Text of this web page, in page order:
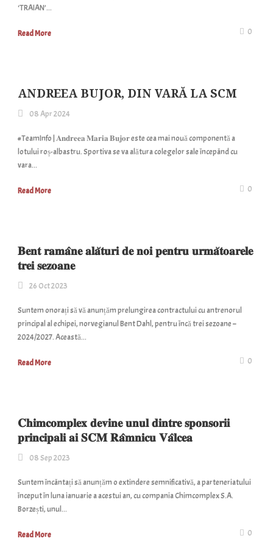
‘TRAIAN’...
Read More 0
ANDREEA BUJOR, DIN VARĂ LA SCM
08 Apr 2024
#TeamInfo | 𝐀𝐧𝐝𝐫𝐞𝐞𝐚 𝐌𝐚𝐫𝐢𝐚 𝐁𝐮𝐣𝐨𝐫 este cea mai nouă componentă a
lotului roș-albastru. Sportiva se va alătura colegelor sale începând cu
vara...
Read More 0
𝐁𝐞𝐧𝐭 𝐫𝐚𝐦𝐚̂𝐧𝐞 𝐚𝐥𝐚̆𝐭𝐮𝐫𝐢 𝐝𝐞 𝐧𝐨𝐢 𝐩𝐞𝐧𝐭𝐫𝐮 𝐮𝐫𝐦𝐚̆𝐭𝐨𝐚𝐫𝐞𝐥𝐞
𝐭𝐫𝐞𝐢 𝐬𝐞𝐳𝐨𝐚𝐧𝐞
26 Oct 2023
Suntem onorați să vă anunțăm prelungirea contractului cu antrenorul
principal al echipei, norvegianul Bent Dahl, pentru încă trei sezoane –
2024/2027. Această...
Read More 0
𝐂𝐡𝐢𝐦𝐜𝐨𝐦𝐩𝐥𝐞𝐱 𝐝𝐞𝐯𝐢𝐧𝐞 𝐮𝐧𝐮𝐥 𝐝𝐢𝐧𝐭𝐫𝐞 𝐬𝐩𝐨𝐧𝐬𝐨𝐫𝐢𝐢
𝐩𝐫𝐢𝐧𝐜𝐢𝐩𝐚𝐥𝐢 𝐚𝐢 𝐒𝐂𝐌 𝐑𝐚̂𝐦𝐧𝐢𝐜𝐮 𝐕𝐚̂𝐥𝐜𝐞𝐚
08 Sep 2023
Suntem încântați să anunțăm o extindere semnificativă, a parteneriatului
început în luna ianuarie a acestui an, cu compania Chimcomplex S.A.
Borzești, unul...
Read More 0